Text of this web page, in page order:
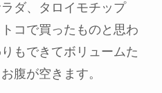
ダ、タロイモチップ
コで買ったものと思わ
もできてボリュームた
腹が空きます。